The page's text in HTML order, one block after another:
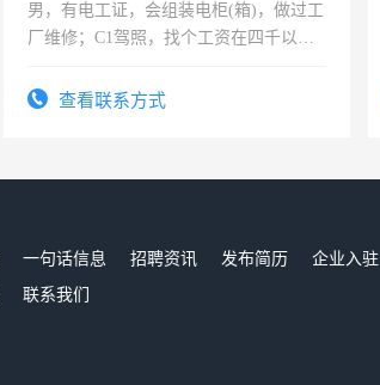
男，有电工证，会组装电柜(箱)，做过工
厂维修；C1驾照，找个工资在四千以
电话查看联系方式
一句话信息 招聘资讯 发布简历 企业入驻
联系我们